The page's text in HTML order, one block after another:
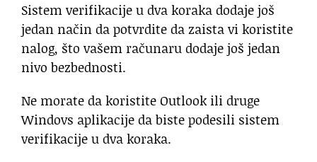
Sistem verifikacije u dva koraka dodaje još
jedan način da potvrdite da zaista vi koristite
nalog, što vašem računaru dodaje još jedan
nivo bezbednosti.
Ne morate da koristite Outlook ili druge
Windovs aplikacije da biste podesili sistem
verifikacije u dva koraka.